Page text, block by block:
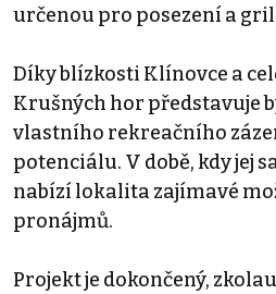
určenou pro posezení a
Díky blízkosti Klínovce a
Krušných hor představuje
vlastního rekreačního
potenciálu. V době, kdy jej
nabízí lokalita zajímavé
pronájmů.
Projekt je dokončený,